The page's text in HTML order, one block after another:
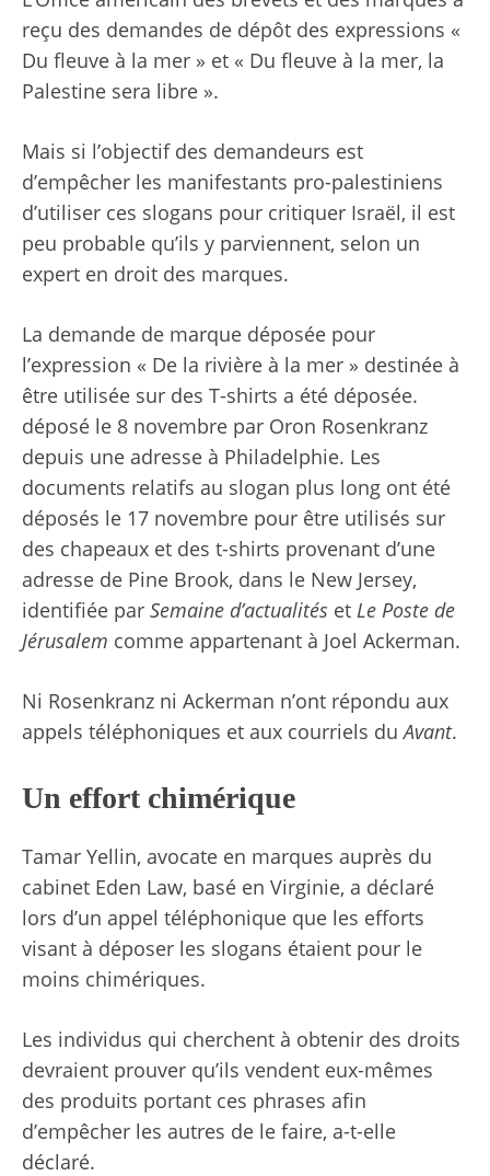
reçu des demandes de dépôt des expressions «
Du fleuve à la mer » et « Du fleuve à la mer, la
Palestine sera libre ».
Mais si l’objectif des demandeurs est
d’empêcher les manifestants pro-palestiniens
d’utiliser ces slogans pour critiquer Israël, il est
peu probable qu’ils y parviennent, selon un
expert en droit des marques.
La demande de marque déposée pour
l’expression « De la rivière à la mer » destinée à
être utilisée sur des T-shirts a été déposée.
déposé le 8 novembre par Oron Rosenkranz
depuis une adresse à Philadelphie. Les
documents relatifs au slogan plus long ont été
déposés le 17 novembre pour être utilisés sur
des chapeaux et des t-shirts provenant d’une
adresse de Pine Brook, dans le New Jersey,
identifiée par Semaine d’actualités et Le Poste de
Jérusalem comme appartenant à Joel Ackerman.
Ni Rosenkranz ni Ackerman n’ont répondu aux
appels téléphoniques et aux courriels duAvant.
Un effort chimérique
Tamar Yellin, avocate en marques auprès du
cabinet Eden Law, basé en Virginie, a déclaré
lors d’un appel téléphonique que les efforts
visant à déposer les slogans étaient pour le
moins chimériques.
Les individus qui cherchent à obtenir des droits
devraient prouver qu’ils vendent eux-mêmes
des produits portant ces phrases afin
d’empêcher les autres de le faire, a-t-elle
déclaré.